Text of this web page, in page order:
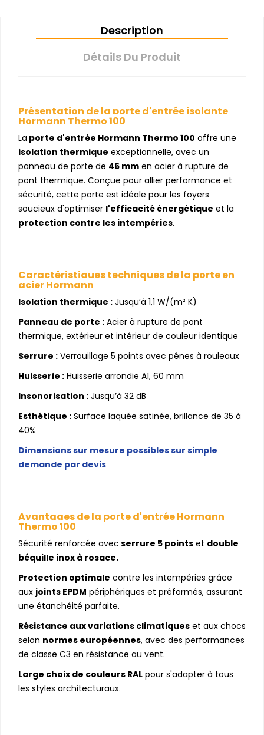
Description
Détails Du Produit
Présentation de la porte d'entrée isolante
Hormann Thermo 100
La porte d'entrée Hormann Thermo 100 offre une
isolation thermique exceptionnelle, avec un
panneau de porte de 46 mm en acier à rupture de
pont thermique. Conçue pour allier performance et
sécurité, cette porte est idéale pour les foyers
soucieux d'optimiser l'efficacité énergétique et la
protection contre les intempéries.
Caractéristiques techniques de la porte en
acier Hormann
Isolation thermique : Jusqu’à 1,1 W/(m²∙K)
Panneau de porte : Acier à rupture de pont
thermique, extérieur et intérieur de couleur identique
Serrure : Verrouillage 5 points avec pênes à rouleaux
Huisserie : Huisserie arrondie A1, 60 mm
Insonorisation : Jusqu’à 32 dB
Esthétique : Surface laquée satinée, brillance de 35 à
40%
Dimensions sur mesure possibles sur simple
demande par devis
Avantages de la porte d'entrée Hormann
Thermo 100
Sécurité renforcée avec serrure 5 points et double
béquille inox à rosace.
Protection optimale contre les intempéries grâce
aux joints EPDM périphériques et préformés, assurant
une étanchéité parfaite.
Résistance aux variations climatiques et aux chocs
selon normes européennes, avec des performances
de classe C3 en résistance au vent.
Large choix de couleurs RAL pour s'adapter à tous
les styles architecturaux.